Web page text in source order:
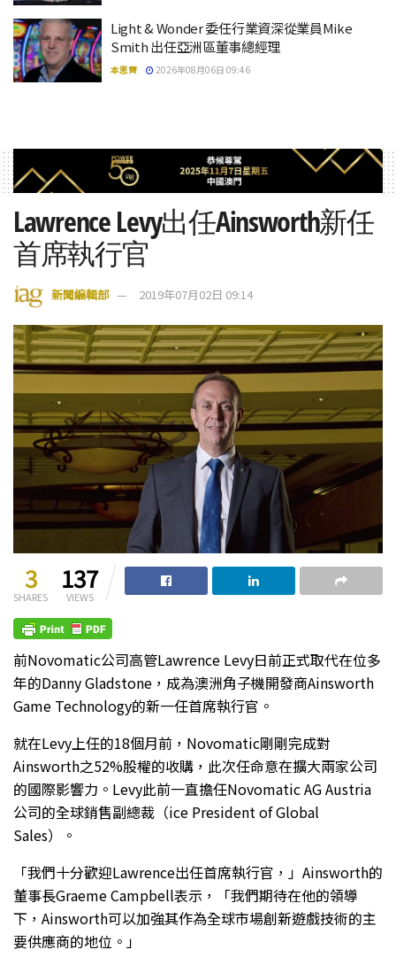
Light & Wonder 委任行業資深從業員Mike
Smith 出任亞洲區董事總經理
本思齊 2026年08月06日 09:46
Lawrence Levy出任Ainsworth新任
首席執行官
新聞編輯部 2019年07月02日 09:14
3
SHARES
137
VIEWS
前Novomatic公司高管Lawrence Levy日前正式取代在位多
年的Danny Gladstone，成為澳洲角子機開發商Ainsworth
Game Technology的新一任首席執行官。
就在Levy上任的18個月前，Novomatic剛剛完成對
Ainsworth之52%股權的收購，此次任命意在擴大兩家公司
的國際影響力。Levy此前一直擔任Novomatic AG Austria
公司的全球銷售副總裁（ice President of Global
Sales）。
「我們十分歡迎Lawrence出任首席執行官，」Ainsworth的
董事長Graeme Campbell表示，「我們期待在他的領導
下，Ainsworth可以加強其作為全球市場創新遊戲技術的主
要供應商的地位。」